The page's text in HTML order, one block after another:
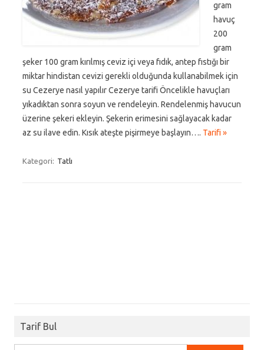
gram
havuç
200
gram
şeker 100 gram kırılmış ceviz içi veya fıdık, antep fıstığı bir
miktar hindistan cevizi gerekli olduğunda kullanabilmek için
su Cezerye nasıl yapılır Cezerye tarifi Öncelikle havuçları
yıkadıktan sonra soyun ve rendeleyin. Rendelenmiş havucun
üzerine şekeri ekleyin. Şekerin erimesini sağlayacak kadar
az su ilave edin. Kısık ateşte pişirmeye başlayın…. Tarifi »
Kategori: Tatlı
Tarif Bul